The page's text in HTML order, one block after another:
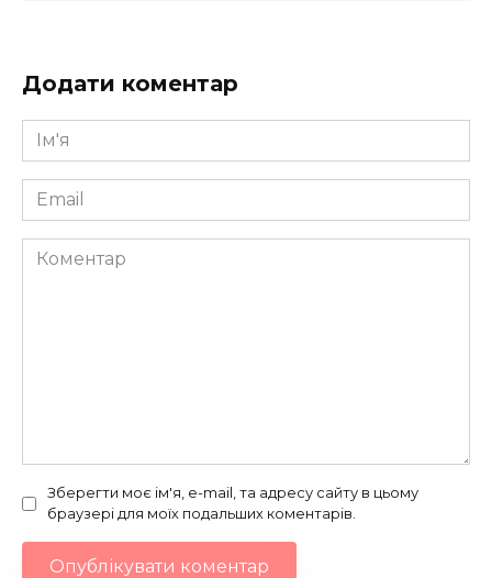
Додати коментар
Ім'я
*
Email
*
Коментар
Зберегти моє ім'я, e-mail, та адресу сайту в цьому
браузері для моїх подальших коментарів.